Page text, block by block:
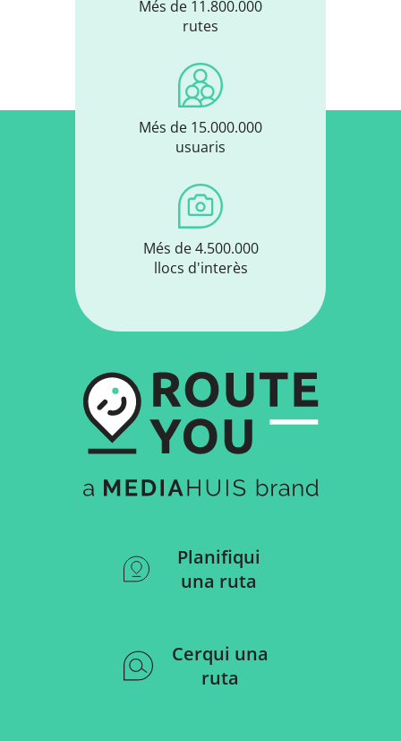
Més de 11.800.000
rutes
Més de 15.000.000
usuaris
Més de 4.500.000
llocs d'interès
Planifiqui
una ruta
Cerqui una
ruta